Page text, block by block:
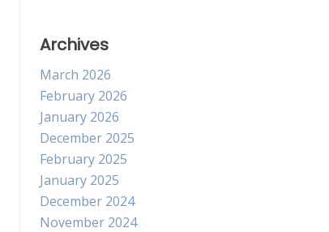
Archives
March 2026
February 2026
January 2026
December 2025
February 2025
January 2025
December 2024
November 2024